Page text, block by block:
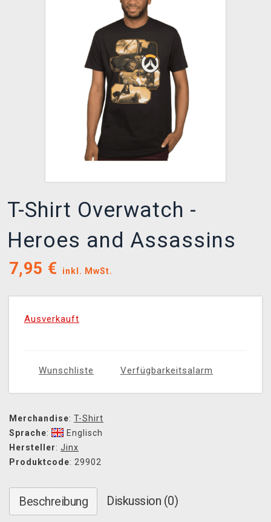
T-Shirt Overwatch -
Heroes and Assassins
7,95 € inkl. MwSt.
Ausverkauft
Wunschliste Verfügbarkeitsalarm
Merchandise: T-Shirt
Sprache:
Englisch
Hersteller: Jinx
Produktcode: 29902
Beschreibung Diskussion (0)